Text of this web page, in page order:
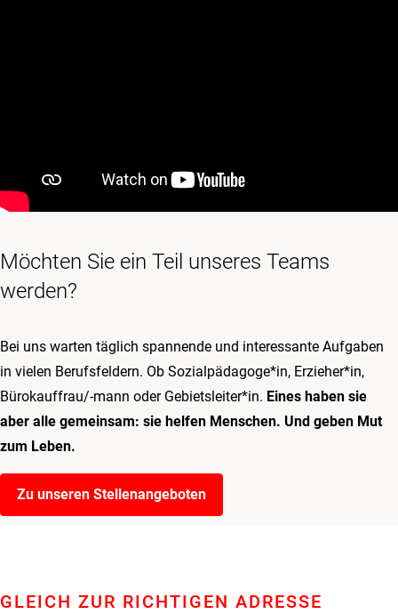
Möchten Sie ein Teil unseres Teams
werden?
Bei uns warten täglich spannende und interessante Aufgaben
in vielen Berufsfeldern. Ob Sozialpädagoge*in, Erzieher*in,
Bürokauffrau/-mann oder Gebietsleiter*in. Eines haben sie
aber alle gemeinsam: sie helfen Menschen. Und geben Mut
zum Leben.
Zu unseren Stellenangeboten
GLEICH ZUR RICHTIGEN ADRESSE